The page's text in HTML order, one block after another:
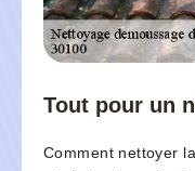
Tout pour un
Comment nettoyer